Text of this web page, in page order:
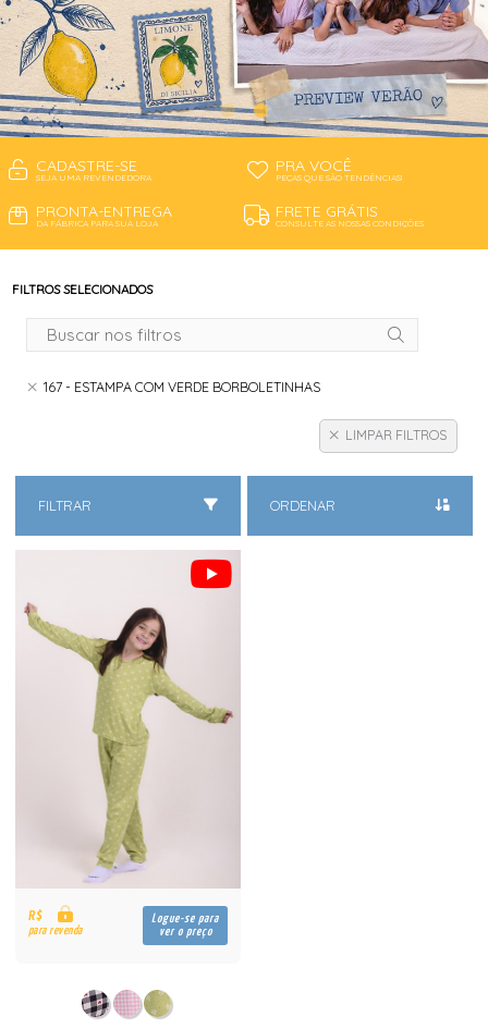
CADASTRE-SE
SEJA UMA REVENDEDORA
PRA VOCÊ
PEÇAS QUE SÃO TENDÊNCIAS!
PRONTA-ENTREGA
DA FÁBRICA PARA SUA LOJA
FRETE GRÁTIS
CONSULTE AS NOSSAS CONDIÇÕES
FILTROS SELECIONADOS
167 - ESTAMPA COM VERDE BORBOLETINHAS
LIMPAR FILTROS
FILTRAR ORDENAR
R$
para revenda
Logue-se para
ver o preço